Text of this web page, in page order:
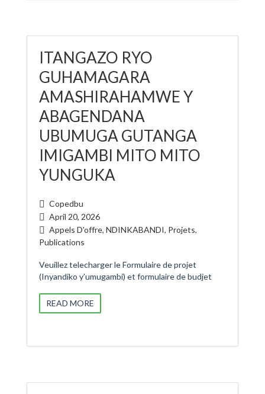
ITANGAZO RYO
GUHAMAGARA
AMASHIRAHAMWE Y
ABAGENDANA
UBUMUGA GUTANGA
IMIGAMBI MITO MITO
YUNGUKA
Copedbu
April 20, 2026
Appels D'offre, NDINKABANDI, Projets,
Publications
Veuillez telecharger le Formulaire de projet
(Inyandiko y’umugambi) et formulaire de budjet
READ MORE